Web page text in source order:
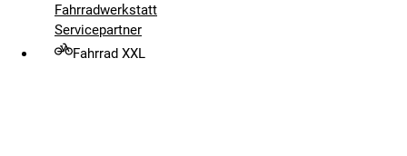
Fahrradwerkstatt
Servicepartner
Fahrrad XXL